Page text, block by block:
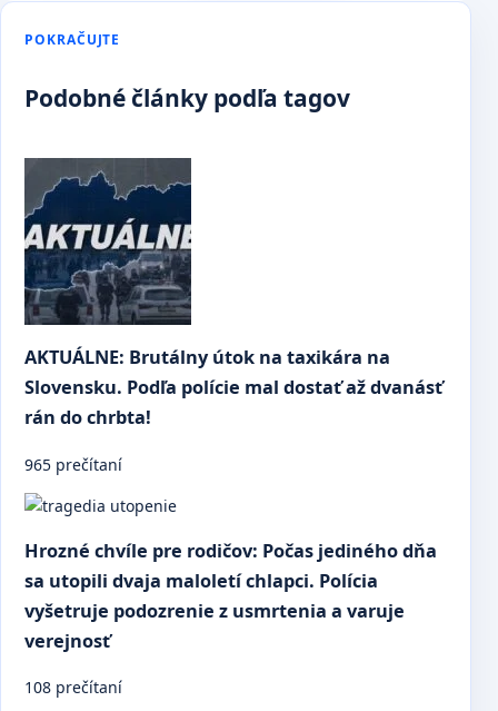
POKRAČUJTE
Podobné články podľa tagov
AKTUÁLNE: Brutálny útok na taxikára na
Slovensku. Podľa polície mal dostať až dvanásť
rán do chrbta!
965 prečítaní
Hrozné chvíle pre rodičov: Počas jediného dňa
sa utopili dvaja maloletí chlapci. Polícia
vyšetruje podozrenie z usmrtenia a varuje
verejnosť
108 prečítaní